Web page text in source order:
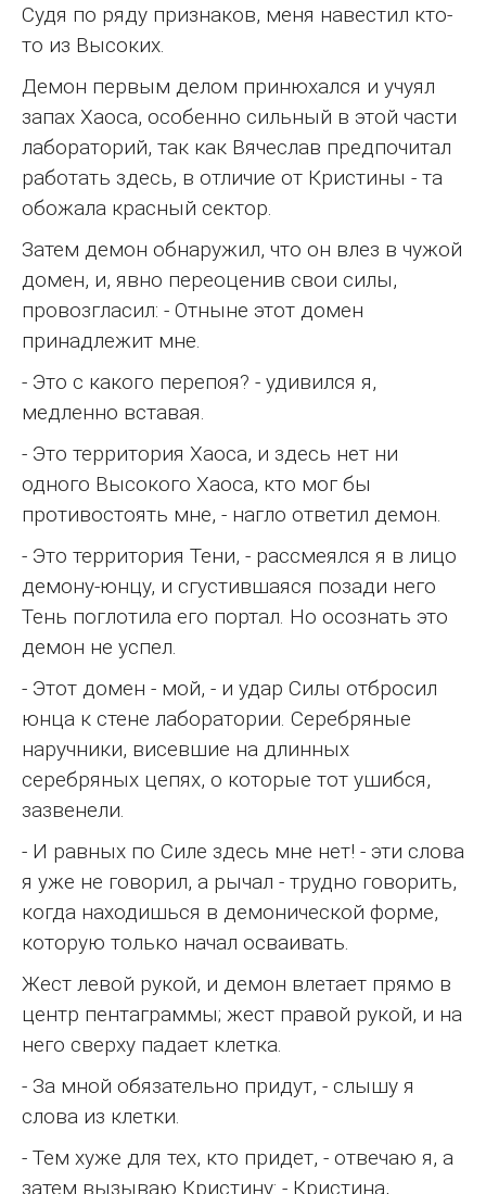
Судя по ряду признаков, меня навестил кто-
то из Высоких.
Демон первым делом принюхался и учуял
запах Хаоса, особенно сильный в этой части
лабораторий, так как Вячеслав предпочитал
работать здесь, в отличие от Кристины - та
обожала красный сектор.
Затем демон обнаружил, что он влез в чужой
домен, и, явно переоценив свои силы,
провозгласил: - Отныне этот домен
принадлежит мне.
- Это с какого перепоя? - удивился я,
медленно вставая.
- Это территория Хаоса, и здесь нет ни
одного Высокого Хаоса, кто мог бы
противостоять мне, - нагло ответил демон.
- Это территория Тени, - рассмеялся я в лицо
демону-юнцу, и сгустившаяся позади него
Тень поглотила его портал. Но осознать это
демон не успел.
- Этот домен - мой, - и удар Силы отбросил
юнца к стене лаборатории. Серебряные
наручники, висевшие на длинных
серебряных цепях, о которые тот ушибся,
зазвенели.
- И равных по Силе здесь мне нет! - эти слова
я уже не говорил, а рычал - трудно говорить,
когда находишься в демонической форме,
которую только начал осваивать.
Жест левой рукой, и демон влетает прямо в
центр пентаграммы; жест правой рукой, и на
него сверху падает клетка.
- За мной обязательно придут, - слышу я
слова из клетки.
- Тем хуже для тех, кто придет, - отвечаю я, а
затем вызываю Кристину: - Кристина,